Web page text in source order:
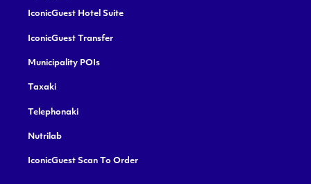
IconicGuest Hotel Suite
IconicGuest Transfer
Municipality POIs
Taxaki
Telephonaki
Nutrilab
IconicGuest Scan To Order